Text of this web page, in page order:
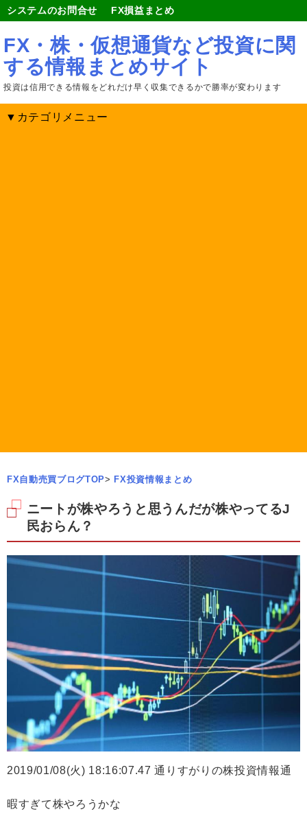
システムのお問合せ FX損益まとめ
FX・株・仮想通貨など投資に関
する情報まとめサイト
投資は信用できる情報をどれだけ早く収集できるかで勝率が変わります
▼カテゴリメニュー
FX自動売買ブログTOP> FX投資情報まとめ
ニートが株やろうと思うんだが株やってるJ
民おらん？
2019/01/08(火) 18:16:07.47 通りすがりの株投資情報通
暇すぎて株やろうかな